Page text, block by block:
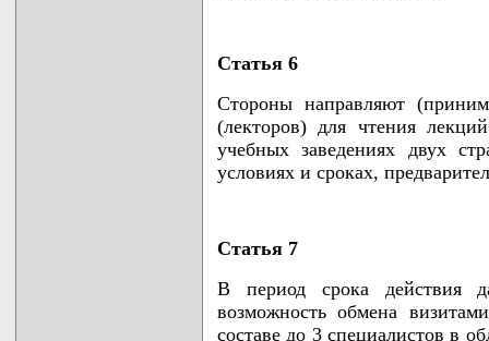
Статья 6
Стороны направляют
(лекторов) для чтения
учебных заведениях двух
условиях и сроках,
Статья 7
В период срока действия
возможность обмена
составе до 3 специалистов в